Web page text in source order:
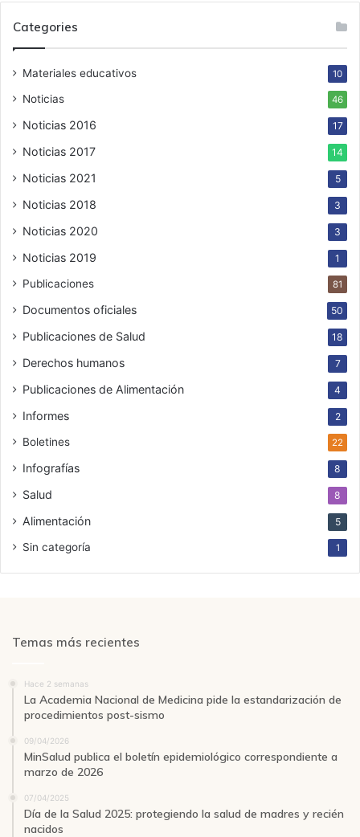
Categories
Materiales educativos 10
Noticias 46
Noticias 2016 17
Noticias 2017 14
Noticias 2021 5
Noticias 2018 3
Noticias 2020 3
Noticias 2019 1
Publicaciones 81
Documentos oficiales 50
Publicaciones de Salud 18
Derechos humanos 7
Publicaciones de Alimentación 4
Informes 2
Boletines 22
Infografías 8
Salud 8
Alimentación 5
Sin categoría 1
Temas más recientes
Hace 2 semanas
La Academia Nacional de Medicina pide la estandarización de
procedimientos post-sismo
09/04/2026
MinSalud publica el boletín epidemiológico correspondiente a
marzo de 2026
07/04/2025
Día de la Salud 2025: protegiendo la salud de madres y recién
nacidos